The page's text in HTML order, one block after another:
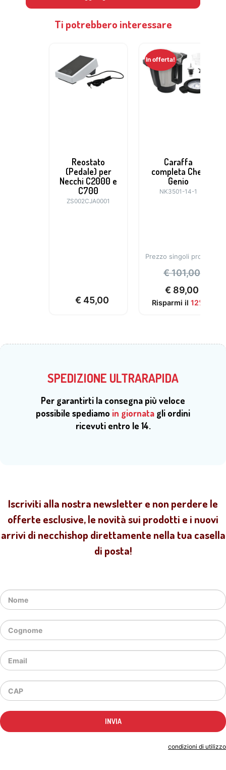
Ti potrebbero interessare
Reostato
(Pedale) per
Necchi C2000 e
C700
ZS002CJA0001
€ 45,00
In offerta!
Caraffa
completa Chef
Genio
NK3501-14-1
Prezzo singoli prodotti:
€101,00
€ 89,00
Risparmi il 12%
SPEDIZIONE ULTRARAPIDA
Per garantirti la consegna più veloce
possibile spediamo in giornata gli ordini
ricevuti entro le 14.
Iscriviti alla nostra newsletter e non perdere le
offerte esclusive, le novità sui prodotti e i nuovi
arrivi di necchishop direttamente nella tua casella
di posta!
condizioni di utilizzo